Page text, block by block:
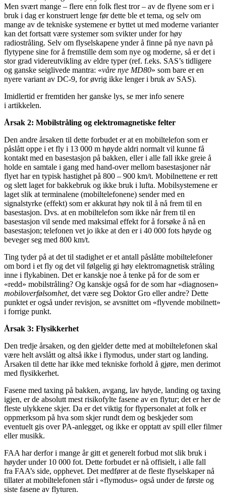
Men svært mange – flere enn folk flest tror – av de flyene som er i
bruk i dag er konstruert lenge før dette ble et tema, og selv om
mange av de tekniske systemene er byttet ut med moderne varianter
kan det fortsatt være systemer som svikter under for høy
radiostråling. Selv om flyselskapene ynder å finne på nye navn på
flytypene sine for å fremstille dem som nye og moderne, så er det i
stor grad videreutvikling av eldre typer (ref. f.eks. SAS’s tidligere
og ganske seiglivede mantra: «våre nye MD80» som bare er en
nyere variant av DC-9, for øvrig ikke lenger i bruk av SAS).
Imidlertid er fremtiden her ganske lys, se mer info senere
i artikkelen.
Årsak 2: Mobilstråling og elektromagnetiske felter
Den andre årsaken til dette forbudet er at en mobiltelefon som er
påslått oppe i et fly i 13 000 m høyde aldri normalt vil kunne få
kontakt med en basestasjon på bakken, eller i alle fall ikke greie å
holde en samtale i gang med hand-over mellom basestasjoner når
flyet har en typisk hastighet på 800 – 900 km/t. Mobilnettene er rett
og slett laget for bakkebruk og ikke bruk i lufta. Mobilsystemene er
laget slik at terminalene (mobiltelefonene) sender med en
signalstyrke (effekt) som er akkurat høy nok til å nå frem til en
basestasjon. Dvs. at en mobiltelefon som ikke når frem til en
basestasjon vil sende med maksimal effekt for å forsøke å nå en
basestasjon; telefonen vet jo ikke at den er i 40 000 fots høyde og
beveger seg med 800 km/t.
Ting tyder på at det til stadighet er et antall påslåtte mobiltelefoner
om bord i et fly og det vil følgelig gi høy elektromagnetisk stråling
inne i flykabinen. Det er kanskje noe å tenke på for de som er
«redd» mobilstråling? Og kanskje også for de som har «diagnosen»
mobiloverfølsomhet, det være seg Doktor Gro eller andre? Dette
punktet er også under revisjon, se avsnittet om «flyvende mobilnett»
i forrige punkt.
Årsak 3: Flysikkerhet
Den tredje årsaken, og den gjelder dette med at mobiltelefonen skal
være helt avslått og altså ikke i flymodus, under start og landing.
Årsaken til dette har ikke med tekniske forhold å gjøre, men derimot
med flysikkerhet.
Fasene med taxing på bakken, avgang, lav høyde, landing og taxing
igjen, er de absolutt mest risikofylte fasene av en flytur; det er her de
fleste ulykkene skjer. Da er det viktig for flypersonalet at folk er
oppmerksom på hva som skjer rundt dem og beskjeder som
eventuelt gis over PA-anlegget, og ikke er opptatt av spill eller filmer
eller musikk.
FAA har derfor i mange år gitt et generelt forbud mot slik bruk i
høyder under 10 000 fot. Dette forbudet er nå offisielt, i alle fall
fra FAA’s side, opphevet. Det medfører at de fleste flyselskaper nå
tillater at mobiltelefonen står i «flymodus» også under de første og
siste fasene av flyturen.